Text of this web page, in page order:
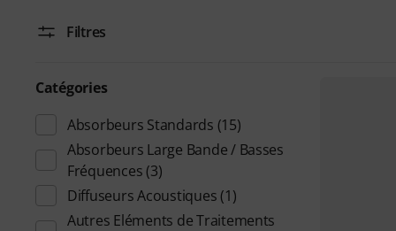
Filtres
Catégories
Absorbeurs Standards (15)
Absorbeurs Large Bande / Basses
Fréquences (3)
Diffuseurs Acoustiques (1)
Autres Eléments de Traitements